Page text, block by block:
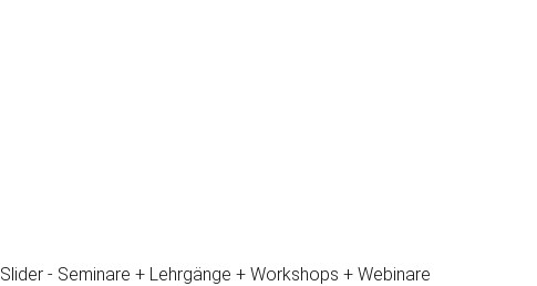
Slider - Seminare + Lehrgänge + Workshops + Webinare